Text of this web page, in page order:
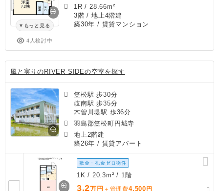
もっと見る
4人検討中
1R / 28.66m²
3階 / 地上4階建
築30年 / 賃貸マンション
風と実りのRIVER SIDEの空室を探す
笠松駅 歩30分
岐南駅 歩35分
木曽川堤駅 歩36分
羽島郡笠松町円城寺
地上2階建
築26年 / 賃貸アパート
敷金・礼金ゼロ物件
1K / 20.3m² / 1階
3.2万円 ＋管理費4,500 円